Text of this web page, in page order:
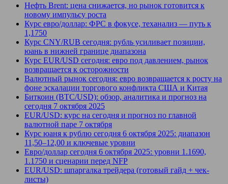
Нефть Brent: цена снижается, но рынок готовится к
новому импульсу роста
Курс евро/доллар: ФРС в фокусе, теханализ — путь к
1,1750
Курс CNY/RUB сегодня: рубль усиливает позиции,
юань в нижней границе диапазона
Курс EUR/USD сегодня: евро под давлением, рынок
возвращается к осторожности
Валютный рынок сегодня: евро возвращается к росту на
фоне эскалации торгового конфликта США и Китая
Биткоин (BTC/USD): обзор, аналитика и прогноз на
сегодня 7 октября 2025
EUR/USD: курс на сегодня и прогноз по главной
валютной паре 7 октября
Курс юаня к рублю сегодня 6 октября 2025: диапазон
11,50–12,00 и ключевые уровни
Евро/доллар сегодня 6 октября 2025: уровни 1.1690,
1.1750 и сценарии перед NFP
EUR/USD: шпаргалка трейдера (готовый гайд + чек-
листы)